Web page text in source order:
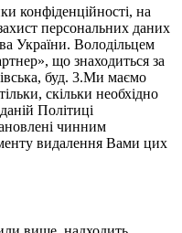
конфіденційності, на
персональних даних
України. Володільцем
що знаходиться за
буд. 3.Ми маємо
скільки необхідно
Політиці
чинним
видалення Вами цих